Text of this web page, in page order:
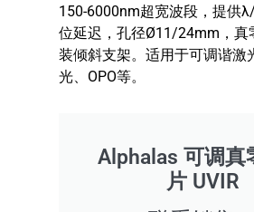
150-6000nm超宽波段，提供
位延迟，孔径Ø11/24mm，真
装倾斜支架。适用于可调谐激
光、OPO等。
Alphalas 可调真
片 UVIR